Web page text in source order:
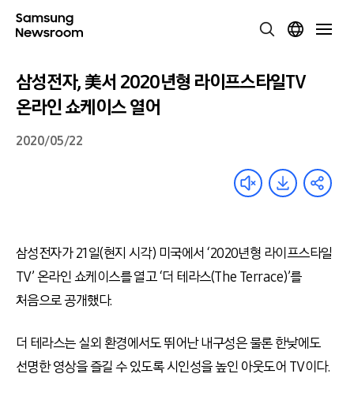
삼성전자, 美서 2020년형 라이프스타일TV
온라인 쇼케이스 열어
2020/05/22
삼성전자가 21일(현지 시각) 미국에서 ‘2020년형 라이프스타일
TV’ 온라인 쇼케이스를 열고 ‘더 테라스(The Terrace)’를
처음으로 공개했다.
더 테라스는 실외 환경에서도 뛰어난 내구성은 물론 한낮에도
선명한 영상을 즐길 수 있도록 시인성을 높인 아웃도어 TV이다.